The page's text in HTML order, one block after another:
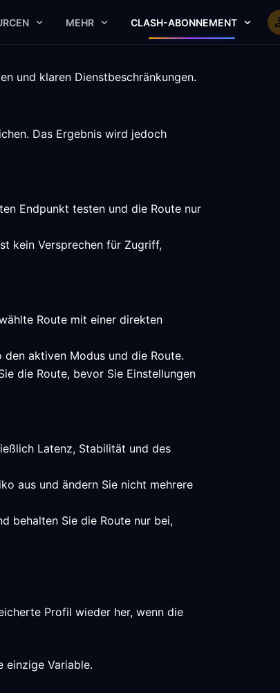
MEHR CLASH-ABONNEMENT
und klaren Dienstbeschränkungen.
Das Ergebnis wird jedoch
Endpunkt testen und die Route nur
kein Versprechen für Zugriff,
Route mit einer direkten
aktiven Modus und die Route.
die Route, bevor Sie Einstellungen
Latenz, Stabilität und des
aus und ändern Sie nicht mehrere
behalten Sie die Route nur bei,
Profil wieder her, wenn die
einzige Variable.